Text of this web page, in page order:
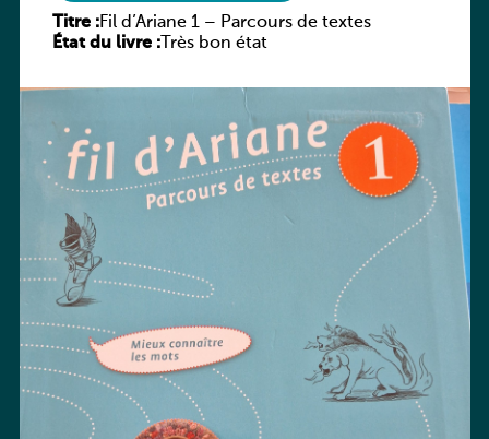
Titre :Fil d’Ariane 1 – Parcours de textes
État du livre :Très bon état